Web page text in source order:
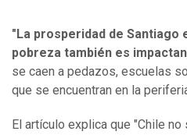
"La prosperidad de Santiago
pobreza también es
se caen a pedazos, escuelas
que se encuentran en la
El artículo explica que "Chile